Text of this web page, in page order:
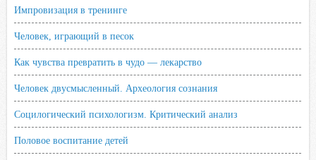
Импровизация в тренинге
Человек, играющий в песок
Как чувства превратить в чудо — лекарство
Человек двусмысленный. Археология сознания
Социлогический психологизм. Критический анализ
Половое воспитание детей